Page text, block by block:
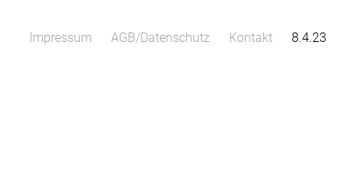
Impressum AGB/Datenschutz Kontakt 8.4.23